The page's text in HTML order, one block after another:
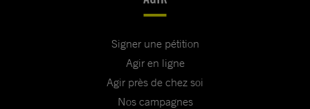
Signer une pétition
Agir en ligne
Agir près de chez soi
Nos campagnes